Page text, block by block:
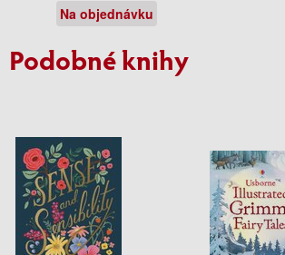
Na objednávku
Podobné knihy